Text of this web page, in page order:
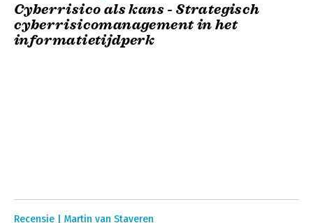
Cyberrisico als kans - Strategisch
cyberrisicomanagement in het
informatietijdperk
Recensie | Martin van Staveren